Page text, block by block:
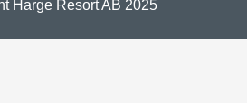
Harge Resort AB 2025